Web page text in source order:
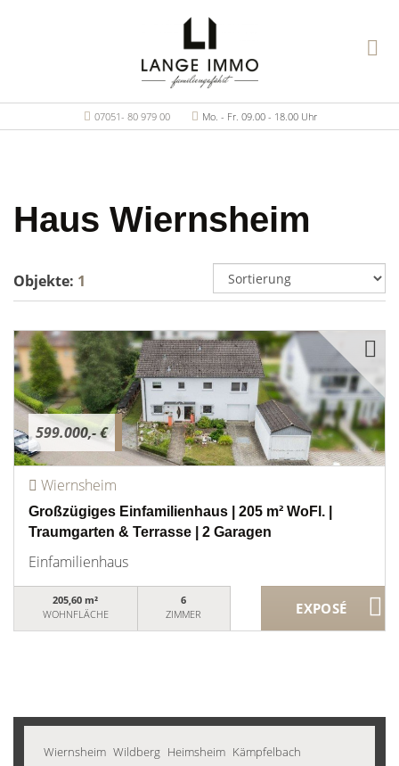
07051- 80 979 00 Mo. - Fr. 09.00 - 18.00 Uhr
Haus Wiernsheim
Objekte: 1
599.000,- €
Wiernsheim
Großzügiges Einfamilienhaus | 205 m² WoFl. |
Traumgarten & Terrasse | 2 Garagen
Einfamilienhaus
205,60 m²
WOHNFLÄCHE
6
ZIMMER
Wiernsheim Wildberg Heimsheim Kämpfelbach